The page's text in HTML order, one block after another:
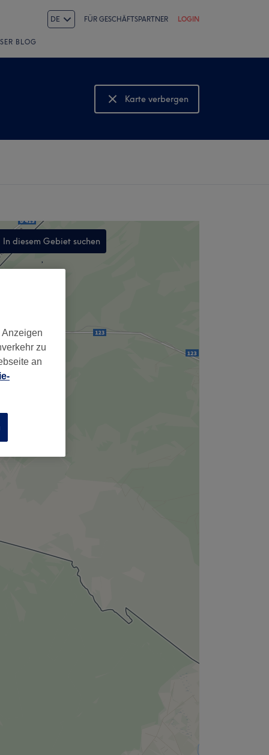
DE FÜR GESCHÄFTSPARTNER LOGIN
BLOG
Karte verbergen
Karte anzeigen
In diesem Gebiet suchen
,
zu
an